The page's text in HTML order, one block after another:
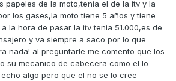
papeles de la moto,tenia el de la itv y la
los gases,la moto tiene 5 años y tiene
la hora de pasar la itv tenia 51.000,es de
y va siempre a saco por lo que
nada! al preguntarle me comento que los
su mecanico de cabecera como el lo
algo pero que el no se lo cree